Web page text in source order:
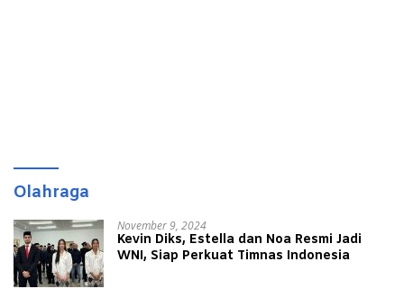
Olahraga
November 9, 2024
Kevin Diks, Estella dan Noa Resmi Jadi
WNI, Siap Perkuat Timnas Indonesia